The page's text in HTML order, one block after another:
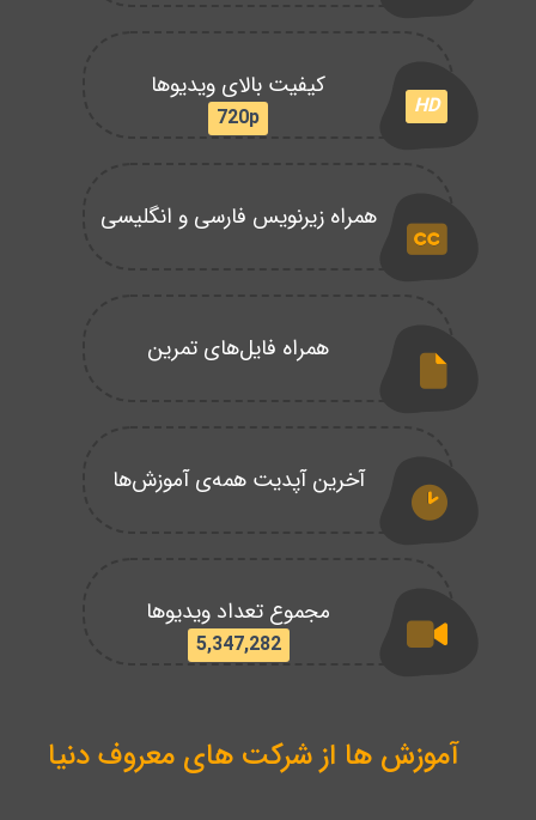
HD
کیفیت بالای ویدیوها
720p
همراه زیرنویس فارسی و انگلیسی
همراه فایل‌های تمرین
آخرین آپدیت همه‌ی آموزش‌ها
مجموع تعداد ویدیوها
5,347,282
آموزش ها از شرکت های معروف دنیا